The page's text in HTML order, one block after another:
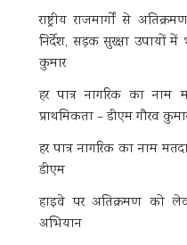
राष्ट्रीय राजमार्गों से
निर्देश, सड़क सुरक्षा उपायों
कुमार
हर पात्र नागरिक का नाम
प्राथमिकता – डीएम गौरव
हर पात्र नागरिक का नाम
डीएम
हाइवे पर अतिक्रमण को
अभियान